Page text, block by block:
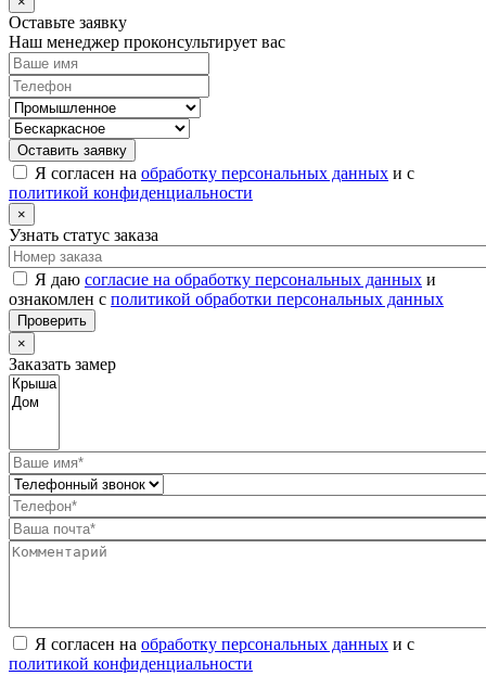
Оставьте заявку
Наш менеджер проконсультирует вас
Оставить заявку
Я согласен на обработку персональных данных и с
политикой конфиденциальности
×
Узнать статус заказа
Я даю согласие на обработку персональных данных и
ознакомлен с политикой обработки персональных данных
Проверить
×
Заказать замер
Я согласен на обработку персональных данных и с
политикой конфиденциальности